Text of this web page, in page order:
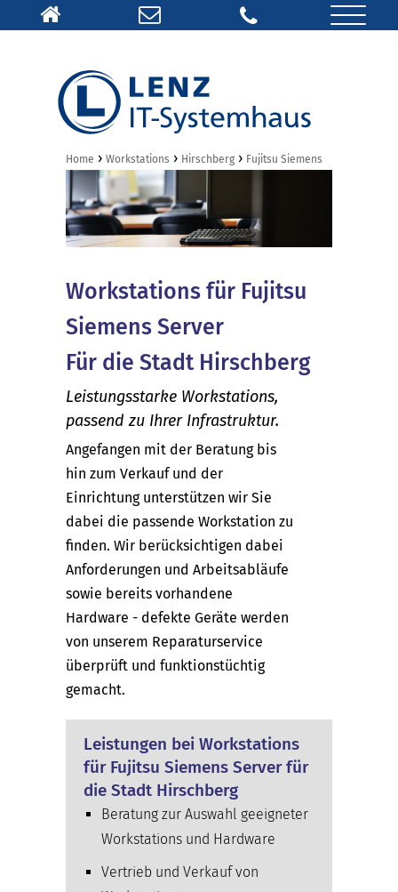
Home › Workstations › Hirschberg › Fujitsu Siemens
Workstations für Fujitsu
Siemens Server
Für die Stadt Hirschberg
Leistungsstarke Workstations,
passend zu Ihrer Infrastruktur.
Angefangen mit der Beratung bis
hin zum Verkauf und der
Einrichtung unterstützen wir Sie
dabei die passende Workstation zu
finden. Wir berücksichtigen dabei
Anforderungen und Arbeitsabläufe
sowie bereits vorhandene
Hardware - defekte Geräte werden
von unserem Reparaturservice
überprüft und funktionstüchtig
gemacht.
Leistungen bei Workstations
für Fujitsu Siemens Server für
die Stadt Hirschberg
Beratung zur Auswahl geeigneter
Workstations und Hardware
Vertrieb und Verkauf von